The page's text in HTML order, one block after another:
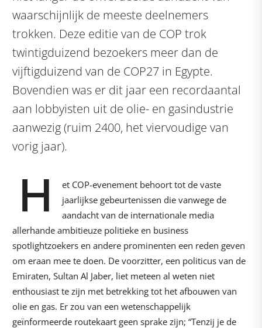
waarschijnlijk de meeste deelnemers
trokken. Deze editie van de COP trok
twintigduizend bezoekers meer dan de
vijftigduizend van de COP27 in Egypte.
Bovendien was er dit jaar een recordaantal
aan lobbyisten uit de olie- en gasindustrie
aanwezig (ruim 2400, het viervoudige van
vorig jaar).
H
et COP-evenement behoort tot de vaste
jaarlijkse gebeurtenissen die vanwege de
aandacht van de internationale media
allerhande ambitieuze politieke en business
spotlightzoekers en andere prominenten een reden geven
om eraan mee te doen. De voorzitter, een politicus van de
Emiraten, Sultan Al Jaber, liet meteen al weten niet
enthousiast te zijn met betrekking tot het afbouwen van
olie en gas. Er zou van een wetenschappelijk
geïnformeerde routekaart geen sprake zijn; “Tenzij je de